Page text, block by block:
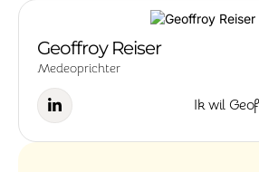
Geoffroy Reiser
Medeoprichter
Ik wil